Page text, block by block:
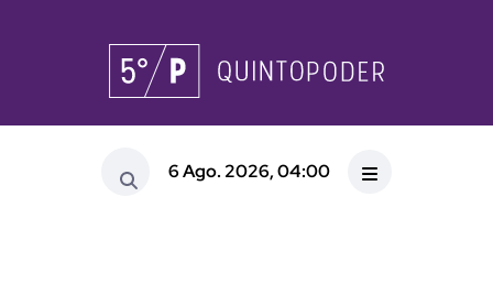
6 Ago. 2026, 04:00